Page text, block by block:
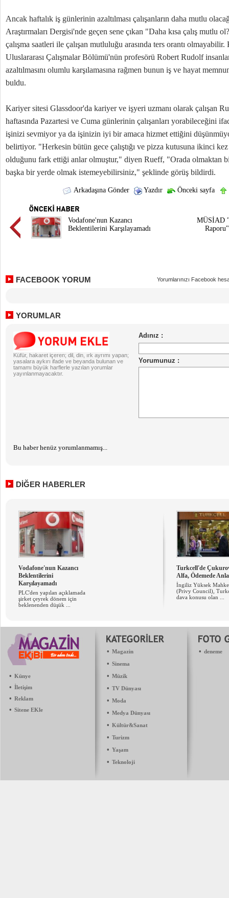
Ancak haftalık iş günlerinin azaltılması çalışanların daha mutlu
Araştırmaları Dergisi'nde geçen sene çıkan "Daha kısa çalış mutlu
çalışma saatleri ile çalışan mutluluğu arasında ters orantı
Uluslararası Çalışmalar Bölümü'nün profesörü Robert Rudolf
azaltılmasını olumlu karşılamasına rağmen bunun iş ve hayat
buldu.
Kariyer sitesi Glassdoor'da kariyer ve işyeri uzmanı olarak çalışan
haftasında Pazartesi ve Cuma günlerinin çalışanları yorabileceğini
işinizi sevmiyor ya da işinizin iyi bir amaca hizmet ettiğini
belirtiyor. "Herkesin bütün gece çalıştığı ve pizza kutusuna ikinci kez
olduğunu fark ettiği anlar olmuştur," diyen Rueff, "Orada olmaktan
başka bir yerde olmak istemeyebilirsiniz," şeklinde görüş bildirdi.
Arkadaşına Gönder Yazdır Önceki sayfa
Vodafone'nun Kazancı
Beklentilerini Karşılayamadı
MÜSİAD
FACEBOOK YORUM Yorumlarınızı Facebook
YORUMLAR
Küfür, hakaret içeren; dil, din, ırk ayrımı yapan;
yasalara aykırı ifade ve beyanda bulunan ve
tamamı büyük harflerle yazılan yorumlar
yayınlanmayacaktır.
Bu haber henüz yorumlanmamış...
DİĞER HABERLER
Vodafone'nun Kazancı
Beklentilerini
Karşılayamadı
PLC'den yapılan açıklamada
şirket çeyrek dönem için
beklenenden düşük ...
Turkcell'de
Alfa, Ödemede
İngiliz Yüksek
(Privy Council),
dava konusu olan ...
• Künye
• İletişim
• Reklam
• Sitene EKle
• Magazin
• Sinema
• Müzik
• TV Dünyası
• Moda
• Medya Dünyası
• Kültür&Sanat
• Turizm
• Yaşam
• Teknoloji
• deneme